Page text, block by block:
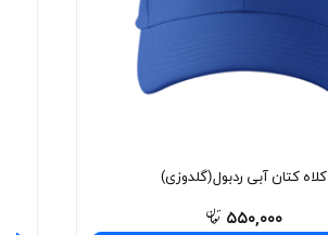
کلاه کتان آبی ردبول(گلدوزی)
۵۵۰,۰۰۰